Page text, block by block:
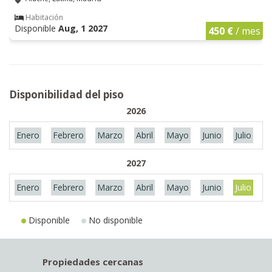
Habitación
Disponible Aug, 1 2027 450 €/ mes
Disponibilidad del piso
2026
Enero Febrero Marzo Abril Mayo Junio Julio
2027
Enero Febrero Marzo Abril Mayo Junio Julio
Disponible No disponible
Propiedades cercanas